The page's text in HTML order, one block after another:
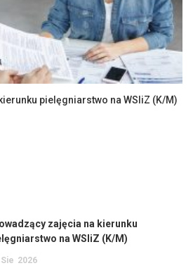
pielęgniarstwo na WSIiZ (K/M)
zajęcia na kierunku
na WSIiZ (K/M)
Sie 2026